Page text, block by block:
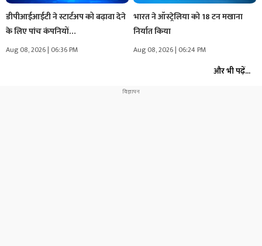
डीपीआईआईटी ने स्टार्टअप को बढ़ावा देने
के लिए पांच कंपनियों…
Aug 08, 2026 | 06:36 PM
भारत ने ऑस्ट्रेलिया को 18 टन मखाना
निर्यात किया
Aug 08, 2026 | 06:24 PM
और भी पढ़ें...